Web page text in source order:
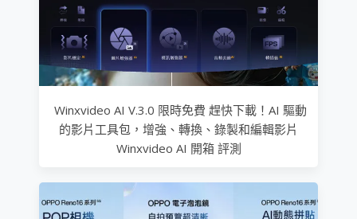
Winxvideo AI V.3.0 限時免費 趕快下載！AI 驅動
的影片工具包，增強、轉換、錄製和編輯影片
Winxvideo AI 開箱 評測